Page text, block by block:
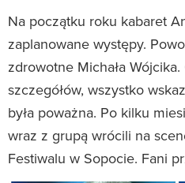
Na początku roku kabaret
zaplanowane występy.
zdrowotne Michała
szczegółów, wszystko
była poważna. Po kilku
wraz z grupą wrócili na
Festiwalu w Sopocie. Fani